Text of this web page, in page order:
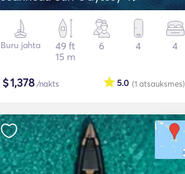
Buru jahta
49 ft
15 m
6 4 4
$1,378/nakts (1 atsauksmes)
5.0